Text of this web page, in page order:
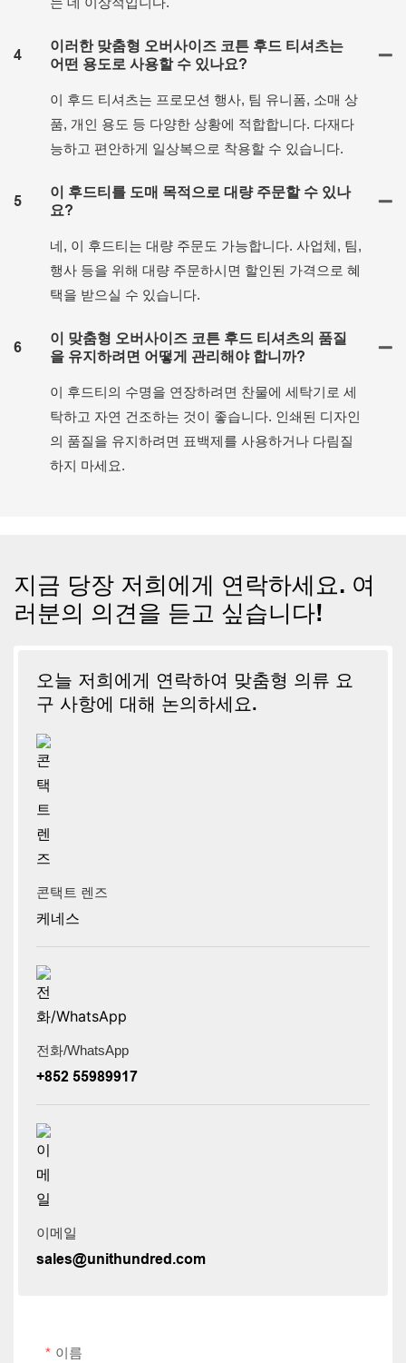
4
이러한 맞춤형 오버사이즈 코튼 후드 티셔츠는
어떤 용도로 사용할 수 있나요?
이 후드 티셔츠는 프로모션 행사, 팀 유니폼, 소매 상
품, 개인 용도 등 다양한 상황에 적합합니다. 다재다
능하고 편안하게 일상복으로 착용할 수 있습니다.
5
이 후드티를 도매 목적으로 대량 주문할 수 있나
요?
네, 이 후드티는 대량 주문도 가능합니다. 사업체, 팀,
행사 등을 위해 대량 주문하시면 할인된 가격으로 혜
택을 받으실 수 있습니다.
6
이 맞춤형 오버사이즈 코튼 후드 티셔츠의 품질
을 유지하려면 어떻게 관리해야 합니까?
이 후드티의 수명을 연장하려면 찬물에 세탁기로 세
탁하고 자연 건조하는 것이 좋습니다. 인쇄된 디자인
의 품질을 유지하려면 표백제를 사용하거나 다림질
하지 마세요.
지금 당장 저희에게 연락하세요. 여
러분의 의견을 듣고 싶습니다!
오늘 저희에게 연락하여 맞춤형 의류 요
구 사항에 대해 논의하세요.
콘택트 렌즈
케네스
전화/WhatsApp
+852 55989917
이메일
sales@unithundred.com
이름